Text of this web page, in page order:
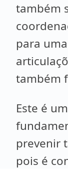
também
para
também
Este é
prevenir
pois é